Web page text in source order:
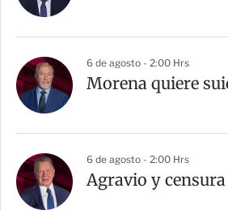
6 de agosto - 2:00 Hrs
Morena quiere
6 de agosto - 2:00 Hrs
Agravio y censura